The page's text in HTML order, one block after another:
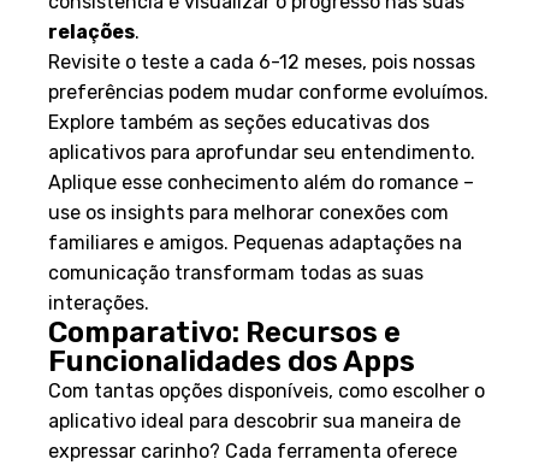
consistência e visualizar o progresso nas suas
relações.
Revisite o teste a cada 6-12 meses, pois nossas
preferências podem mudar conforme evoluímos.
Explore também as seções educativas dos
aplicativos para aprofundar seu entendimento.
Aplique esse conhecimento além do romance –
use os insights para melhorar conexões com
familiares e amigos. Pequenas adaptações na
comunicação transformam todas as suas
interações.
Comparativo: Recursos e
Funcionalidades dos Apps
Com tantas opções disponíveis, como escolher o
aplicativo ideal para descobrir sua maneira de